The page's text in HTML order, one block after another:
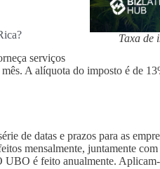
Taxa de
serviços
A alíquota do imposto é de
de datas e prazos para as
mensalmente, juntamente
é feito anualmente.